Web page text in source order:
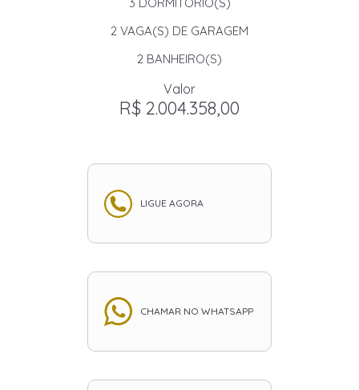
2 VAGA(S) DE GARAGEM
2 BANHEIRO(S)
Valor
R$ 2.004.358,00
LIGUE AGORA
CHAMAR NO WHATSAPP